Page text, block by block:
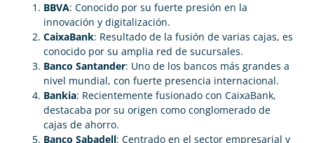
BBVA: Conocido por su fuerte presión en la
innovación y digitalización.
CaixaBank: Resultado de la fusión de varias cajas, es
conocido por su amplia red de sucursales.
Banco Santander: Uno de los bancos más grandes a
nivel mundial, con fuerte presencia internacional.
Bankia: Recientemente fusionado con CaixaBank,
destacaba por su origen como conglomerado de
cajas de ahorro.
Banco Sabadell: Centrado en el sector empresarial y